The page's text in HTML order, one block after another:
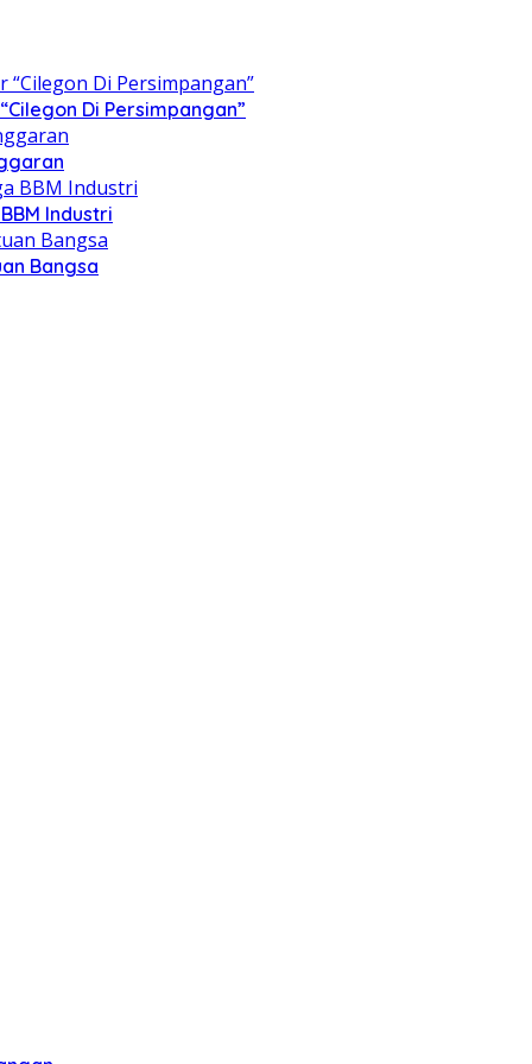
Di Persimpangan”
Industri
Bangsa